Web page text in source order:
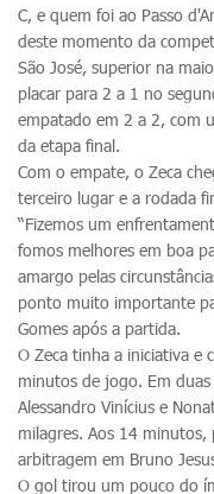
C, e quem foi ao Passo
deste momento da
São José, superior na
placar para 2 a 1 no
empatado em 2 a 2, com
da etapa final.
Com o empate, o Zeca
terceiro lugar e a rodada
“Fizemos um
fomos melhores em boa
amargo pelas
ponto muito importante
Gomes após a partida.
O Zeca tinha a iniciativa e
minutos de jogo. Em
Alessandro Vinícius e
milagres. Aos 14
arbitragem em Bruno
O gol tirou um pouco do